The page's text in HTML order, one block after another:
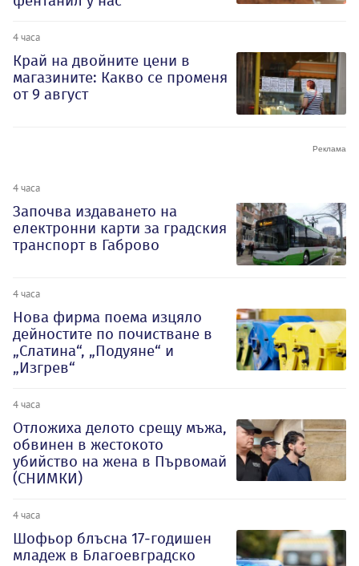
4 часа
Край на двойните цени в
магазините: Какво се променя
от 9 август
4 часа
Започва издаването на
електронни карти за градския
транспорт в Габрово
4 часа
Нова фирма поема изцяло
дейностите по почистване в
„Слатина“, „Подуяне“ и
„Изгрев“
4 часа
Отложиха делото срещу мъжа,
обвинен в жестокото
убийство на жена в Първомай
(СНИМКИ)
4 часа
Шофьор блъсна 17-годишен
младеж в Благоевградско